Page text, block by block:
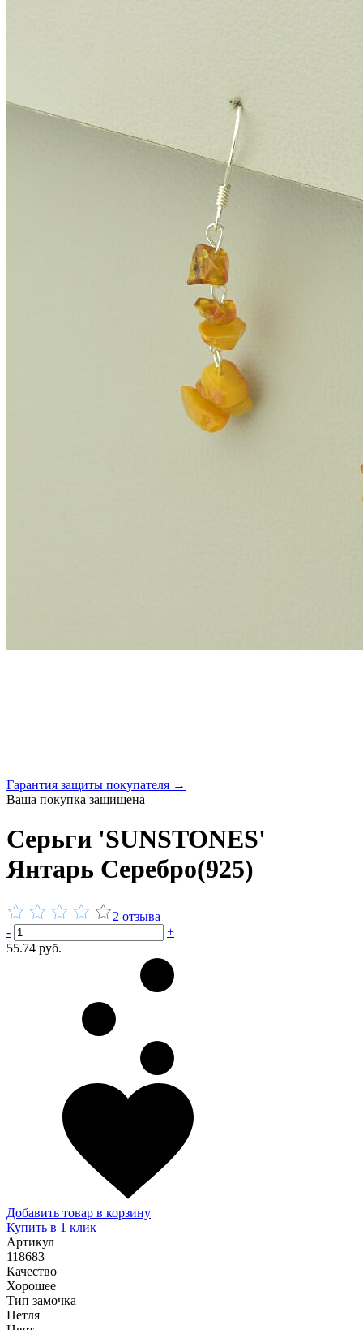
Гарантия защиты покупателя →
Ваша покупка защищена
Серьги 'SUNSTONES'
Янтарь Серебро(925)
2 отзыва
-
+
55.74 руб.
Добавить товар в корзину
Купить в 1 клик
Артикул
118683
Качество
Хорошее
Тип замочка
Петля